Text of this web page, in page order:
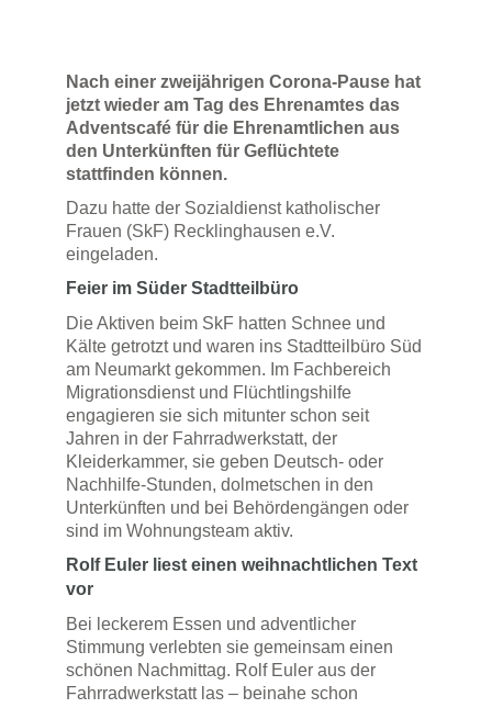
Nach einer zweijährigen Corona-Pause hat
jetzt wieder am Tag des Ehrenamtes das
Adventscafé für die Ehrenamtlichen aus
den Unterkünften für Geflüchtete
stattfinden können.
Dazu hatte der Sozialdienst katholischer
Frauen (SkF) Recklinghausen e.V.
eingeladen.
Feier im Süder Stadtteilbüro
Die Aktiven beim SkF hatten Schnee und
Kälte getrotzt und waren ins Stadtteilbüro Süd
am Neumarkt gekommen. Im Fachbereich
Migrationsdienst und Flüchtlingshilfe
engagieren sie sich mitunter schon seit
Jahren in der Fahrradwerkstatt, der
Kleiderkammer, sie geben Deutsch- oder
Nachhilfe-Stunden, dolmetschen in den
Unterkünften und bei Behördengängen oder
sind im Wohnungsteam aktiv.
Rolf Euler liest einen weihnachtlichen Text
vor
Bei leckerem Essen und adventlicher
Stimmung verlebten sie gemeinsam einen
schönen Nachmittag. Rolf Euler aus der
Fahrradwerkstatt las – beinahe schon